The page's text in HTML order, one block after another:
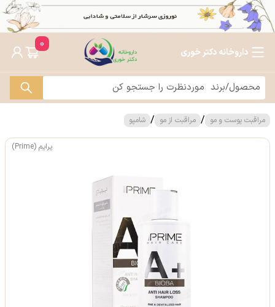
داروخانه دکتر خوری
0
مراقبت پوست و مو / مراقبت از مو / شامپو
پرایم (Prime)